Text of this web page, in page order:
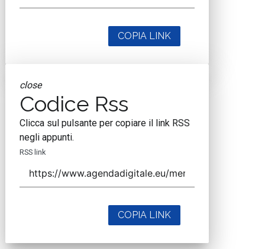
COPIA LINK
close
Codice Rss
Clicca sul pulsante per copiare il link RSS
negli appunti.
RSS link
COPIA LINK